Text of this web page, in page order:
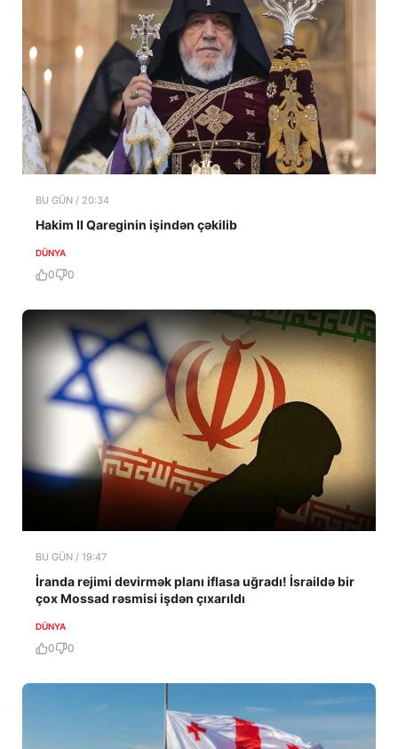
BU GÜN / 20:34
Hakim II Qareginin işindən çəkilib
DÜNYA
0 0
BU GÜN / 19:47
İranda rejimi devirmək planı iflasa uğradı! İsraildə bir
çox Mossad rəsmisi işdən çıxarıldı
DÜNYA
0 0